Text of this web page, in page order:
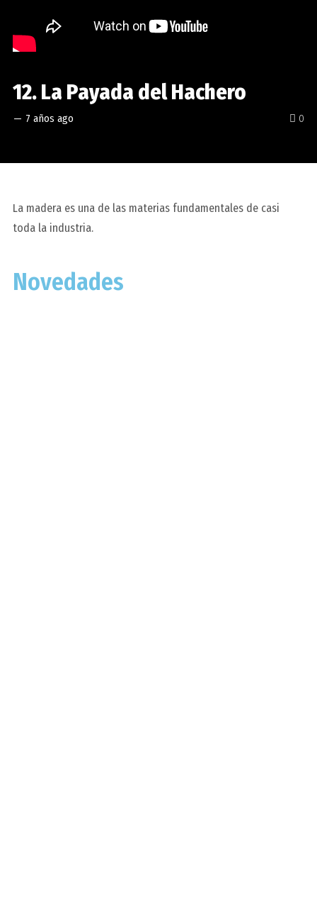
0
12. La Payada del Hachero
— 7 años ago
La madera es una de las materias fundamentales de casi
toda la industria.
Novedades